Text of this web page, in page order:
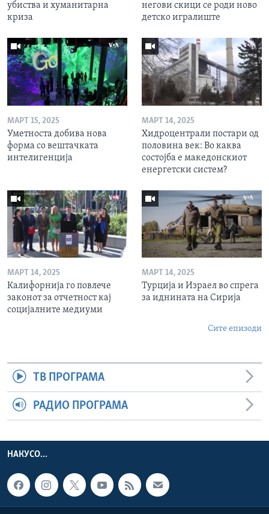
убиства и хуманитарна
криза
негови скици се роди ново
детско игралиште
МАРТ 15, 2025
Уметноста добива нова
форма со вештачката
интелигенција
МАРТ 14, 2025
Хидроцентрали постари од
половина век: Во каква
состојба е македонскиот
енергетски систем?
МАРТ 14, 2025
Калифорнија го повлече
законот за отчетност кај
социјалните медиуми
МАРТ 14, 2025
Турција и Израел во спрега
за иднината на Сирија
Сите епизоди
ТВ ПРОГРАМА
РАДИО ПРОГРАМА
НАКУСО...